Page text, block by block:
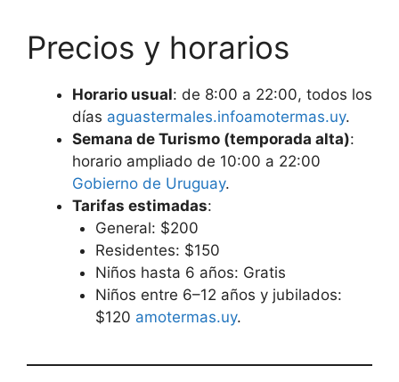
Precios y horarios
Horario usual: de 8:00 a 22:00, todos los
días aguastermales.infoamotermas.uy.
Semana de Turismo (temporada alta):
horario ampliado de 10:00 a 22:00
Gobierno de Uruguay.
Tarifas estimadas:
General: $200
Residentes: $150
Niños hasta 6 años: Gratis
Niños entre 6–12 años y jubilados:
$120 amotermas.uy.